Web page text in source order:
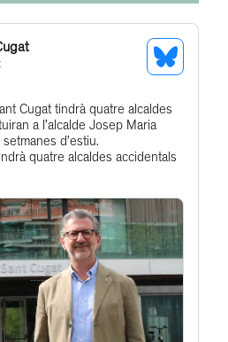
See
Profile
Cugat tindrà quatre alcaldes
a l’alcalde Josep Maria
d’estiu.
quatre alcaldes accidentals